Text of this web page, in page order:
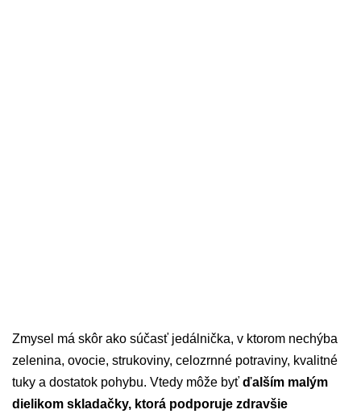
Zmysel má skôr ako súčasť jedálnička, v ktorom nechýba
zelenina, ovocie, strukoviny, celozrnné potraviny, kvalitné
tuky a dostatok pohybu. Vtedy môže byť ďalším malým
dielikom skladačky, ktorá podporuje zdravšie